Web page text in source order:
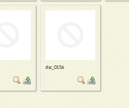
dsc_0156